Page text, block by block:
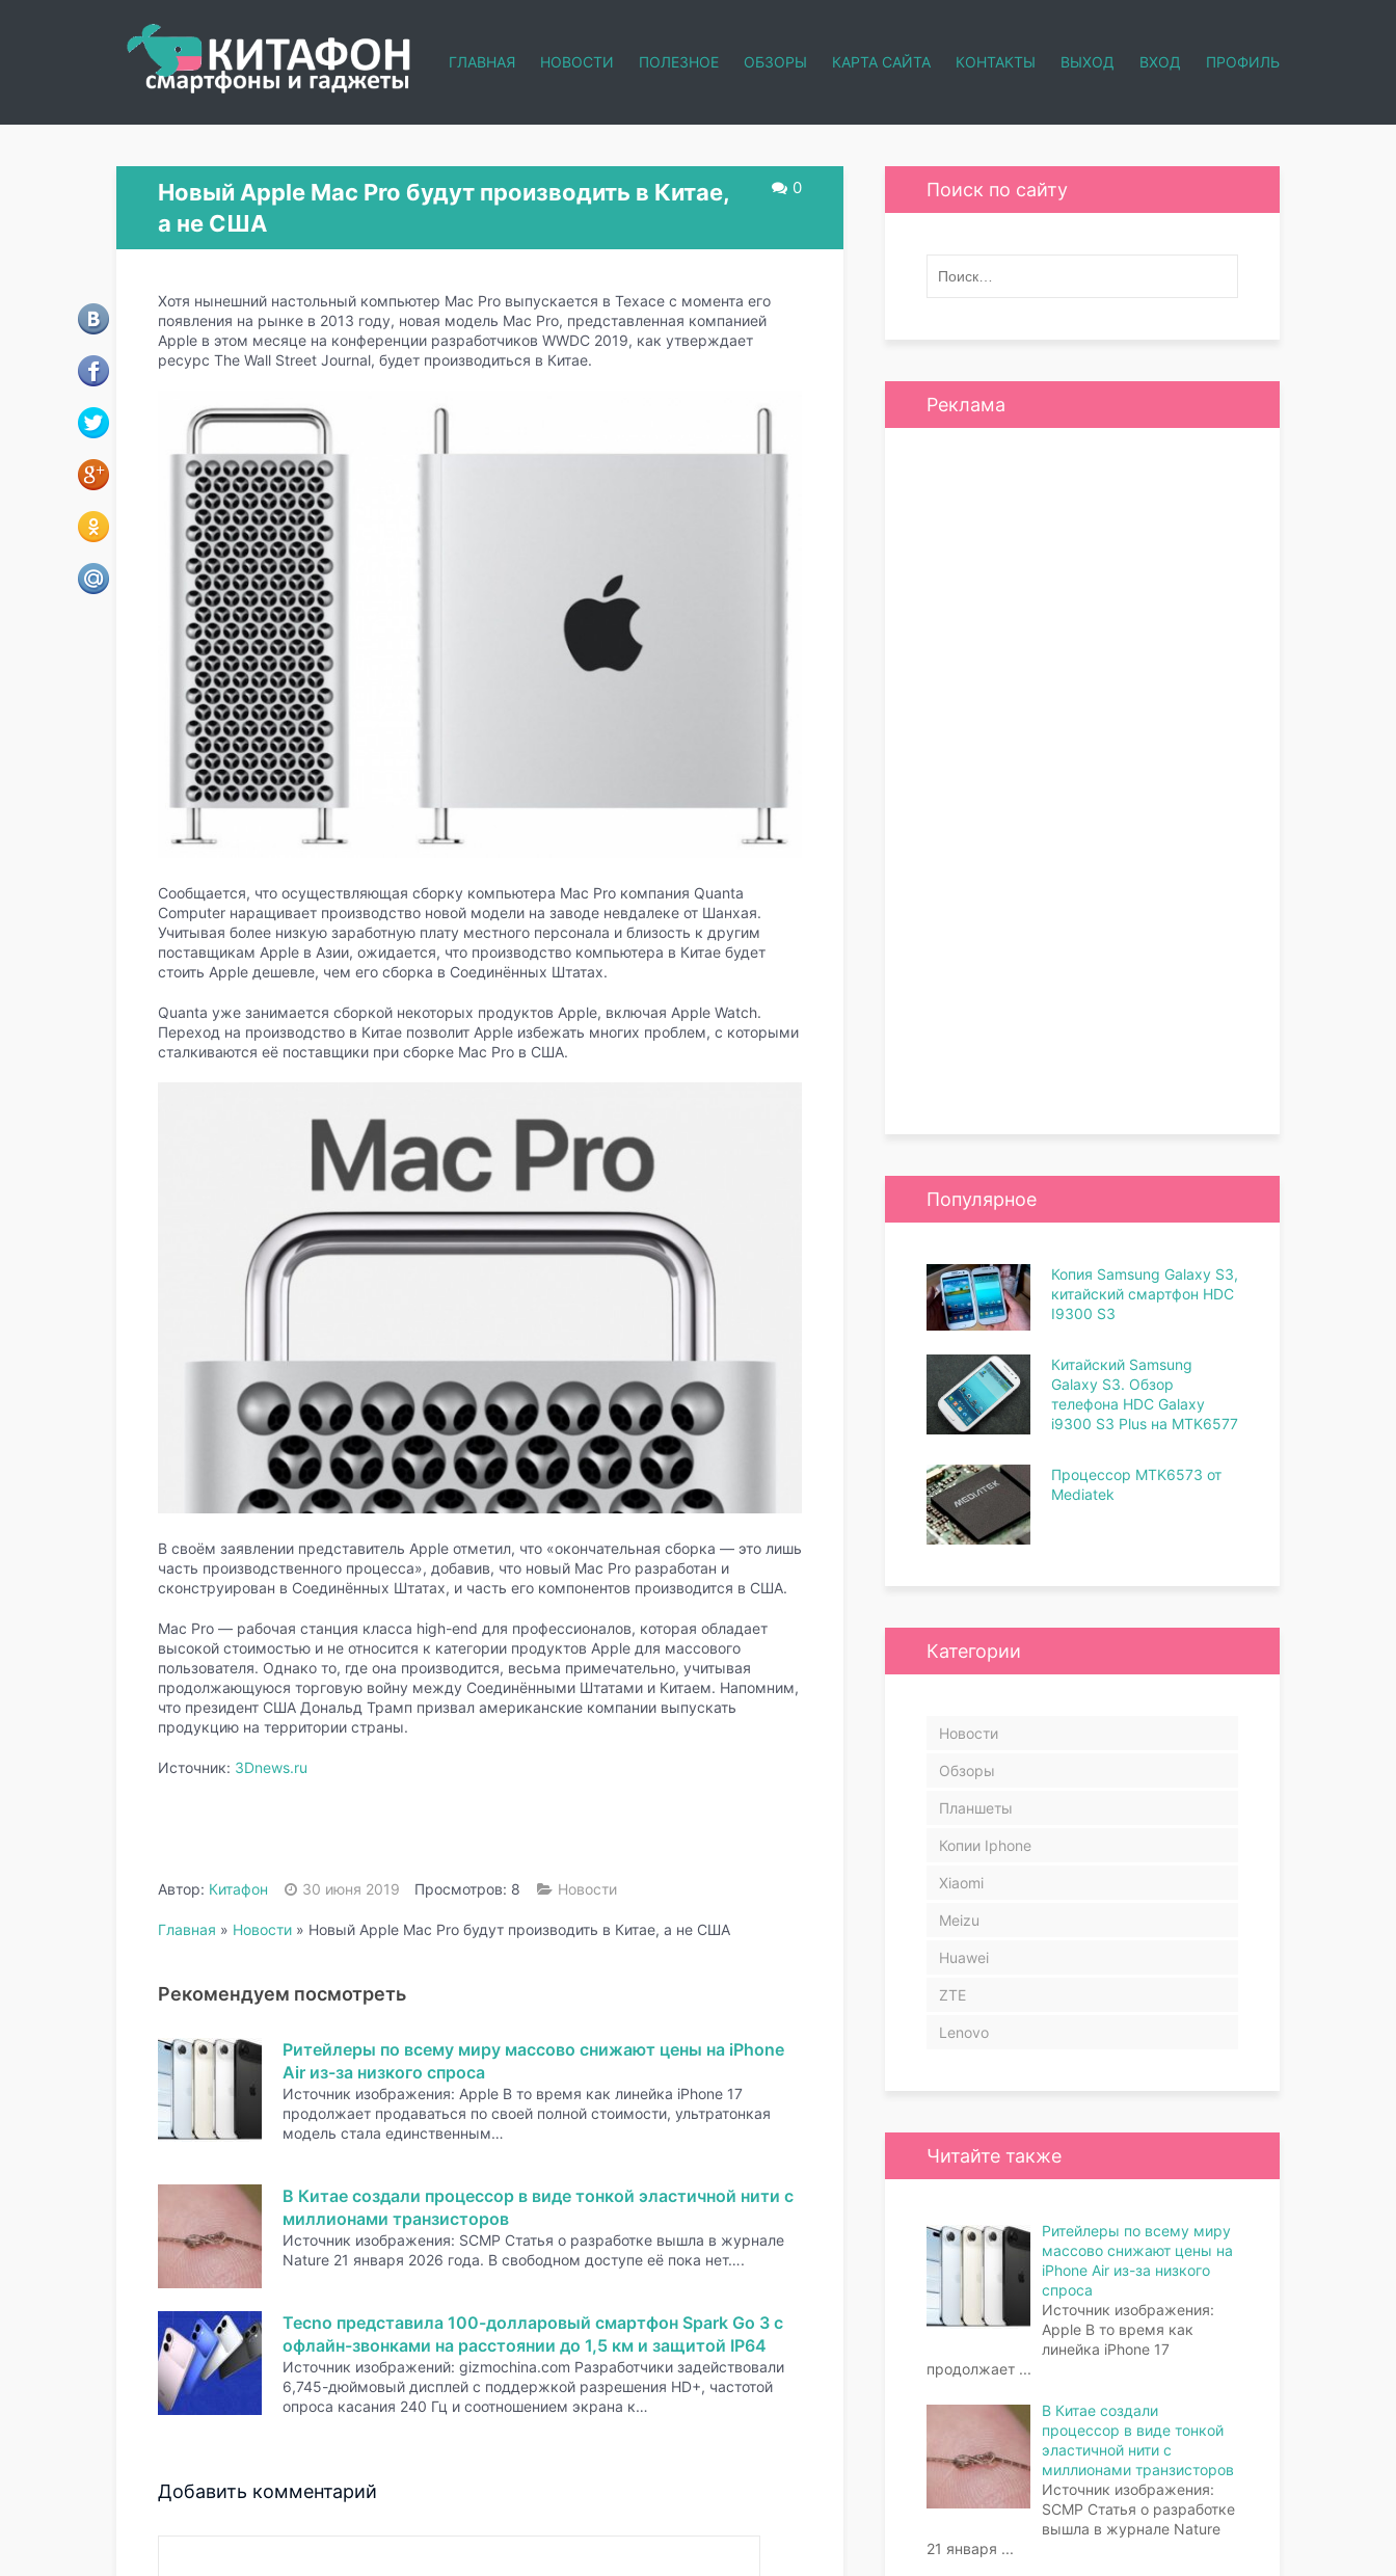
ГЛАВНАЯ НОВОСТИ ПОЛЕЗНОЕ ОБЗОРЫ КАРТА САЙТА КОНТАКТЫ ВЫХОД ВХОД ПРОФИЛЬ
0
Новый Apple Mac Pro будут производить в Китае,
а не США
Хотя нынешний настольный компьютер Mac Pro выпускается в Техасе с момента его
появления на рынке в 2013 году, новая модель Mac Pro, представленная компанией
Apple в этом месяце на конференции разработчиков WWDC 2019, как утверждает
ресурс The Wall Street Journal, будет производиться в Китае.
Сообщается, что осуществляющая сборку компьютера Mac Pro компания Quanta
Computer наращивает производство новой модели на заводе невдалеке от Шанхая.
Учитывая более низкую заработную плату местного персонала и близость к другим
поставщикам Apple в Азии, ожидается, что производство компьютера в Китае будет
стоить Apple дешевле, чем его сборка в Соединённых Штатах.
Quanta уже занимается сборкой некоторых продуктов Apple, включая Apple Watch.
Переход на производство в Китае позволит Apple избежать многих проблем, с которыми
сталкиваются её поставщики при сборке Mac Pro в США.
В своём заявлении представитель Apple отметил, что «окончательная сборка — это лишь
часть производственного процесса», добавив, что новый Mac Pro разработан и
сконструирован в Соединённых Штатах, и часть его компонентов производится в США.
Mac Pro — рабочая станция класса high-end для профессионалов, которая обладает
высокой стоимостью и не относится к категории продуктов Apple для массового
пользователя. Однако то, где она производится, весьма примечательно, учитывая
продолжающуюся торговую войну между Соединёнными Штатами и Китаем. Напомним,
что президент США Дональд Трамп призвал американские компании выпускать
продукцию на территории страны.
Источник: 3Dnews.ru
Автор: Китафон 30 июня 2019 Просмотров: 8 Новости
Главная » Новости » Новый Apple Mac Pro будут производить в Китае, а не США
Рекомендуем посмотреть
Ритейлеры по всему миру массово снижают цены на iPhone
Air из-за низкого спроса
Источник изображения: Apple В то время как линейка iPhone 17
продолжает продаваться по своей полной стоимости, ультратонкая
модель стала единственным…
В Китае создали процессор в виде тонкой эластичной нити с
миллионами транзисторов
Источник изображения: SCMP Статья о разработке вышла в журнале
Nature 21 января 2026 года. В свободном доступе её пока нет….
Tecno представила 100-долларовый смартфон Spark Go 3 с
офлайн-звонками на расстоянии до 1,5 км и защитой IP64
Источник изображений: gizmochina.com Разработчики задействовали
6,745-дюймовый дисплей с поддержкой разрешения HD+, частотой
опроса касания 240 Гц и соотношением экрана к…
Добавить комментарий
Поиск по сайту
Реклама
Популярное
Копия Samsung Galaxy S3,
китайский смартфон HDC
I9300 S3
Китайский Samsung
Galaxy S3. Обзор
телефона HDC Galaxy
i9300 S3 Plus на MTK6577
Процессор MTK6573 от
Mediatek
Категории
Новости
Обзоры
Планшеты
Копии Iphone
Xiaomi
Meizu
Huawei
ZTE
Lenovo
Читайте также
Ритейлеры по всему миру
массово снижают цены на
iPhone Air из-за низкого
спроса
Источник изображения:
Apple В то время как
линейка iPhone 17
продолжает ...
В Китае создали
процессор в виде тонкой
эластичной нити с
миллионами транзисторов
Источник изображения:
SCMP Статья о разработке
вышла в журнале Nature
21 января ...